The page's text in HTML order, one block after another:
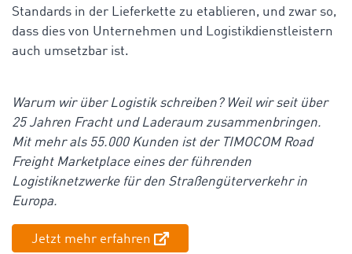
Standards in der Lieferkette zu etablieren, und zwar so,
dass dies von Unternehmen und Logistikdienstleistern
auch umsetzbar ist.
Warum wir über Logistik schreiben? Weil wir seit über
25 Jahren Fracht und Laderaum zusammenbringen.
Mit mehr als 55.000 Kunden ist der TIMOCOM Road
Freight Marketplace eines der führenden
Logistiknetzwerke für den Straßengüterverkehr in
Europa.
Jetzt mehr erfahren